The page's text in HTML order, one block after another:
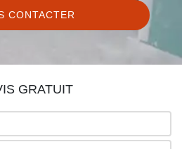
CONTACTER
GRATUIT